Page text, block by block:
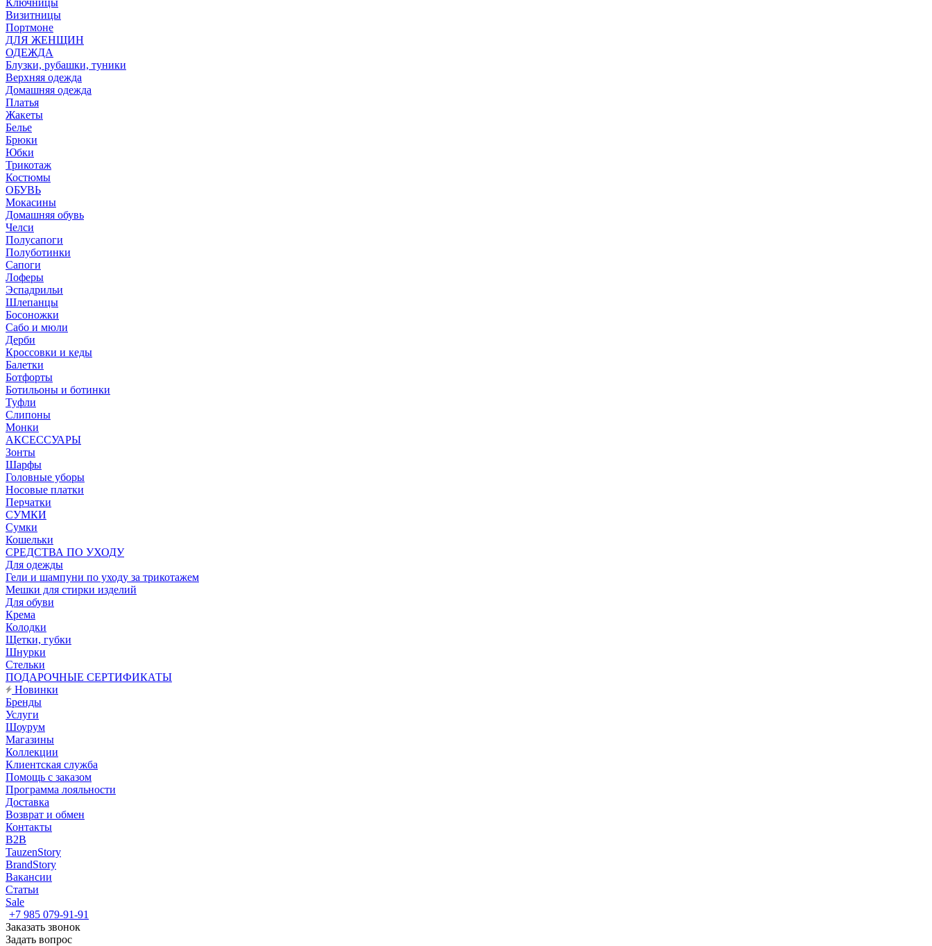
Ключницы
Визитницы
Портмоне
ДЛЯ ЖЕНЩИН
ОДЕЖДА
Блузки, рубашки, туники
Верхняя одежда
Домашняя одежда
Платья
Жакеты
Белье
Брюки
Юбки
Трикотаж
Костюмы
ОБУВЬ
Мокасины
Домашняя обувь
Челси
Полусапоги
Полуботинки
Сапоги
Лоферы
Эспадрильи
Шлепанцы
Босоножки
Сабо и мюли
Дерби
Кроссовки и кеды
Балетки
Ботфорты
Ботильоны и ботинки
Туфли
Слипоны
Монки
АКСЕССУАРЫ
Зонты
Шарфы
Головные уборы
Носовые платки
Перчатки
СУМКИ
Сумки
Кошельки
CРЕДСТВА ПО УХОДУ
Для одежды
Гели и шампуни по уходу за трикотажем
Мешки для стирки изделий
Для обуви
Крема
Колодки
Щетки, губки
Шнурки
Стельки
ПОДАРОЧНЫЕ СЕРТИФИКАТЫ
Новинки
Бренды
Услуги
Шоурум
Магазины
Коллекции
Клиентская служба
Помощь с заказом
Программа лояльности
Доставка
Возврат и обмен
Контакты
B2B
TauzenStory
BrandStory
Вакансии
Статьи
Sale
+7 985 079-91-91
Заказать звонок
Задать вопрос